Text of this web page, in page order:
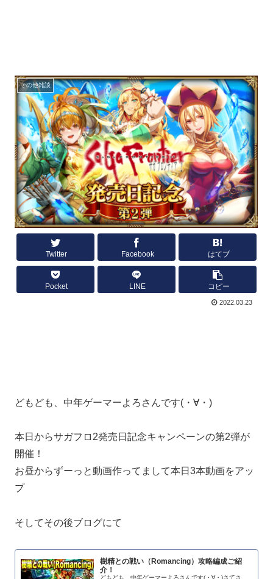
その他雑談
Twitter Facebook はてブ
Pocket LINE コピー
2022.03.23
どもども、中年ゲーマーよろさんです(・∀・)
本日からサガフロ2発売日記念キャンペーンの第2弾が
開催！
お昼からずーっと動画作ってまして本日3本動画をアッ
プ
そしてその後ブログにて
樹精との戦い（Romancing）攻略編成ご紹
介！
どもども、中年ゲーマーよろさんです(・∀・)さてさ